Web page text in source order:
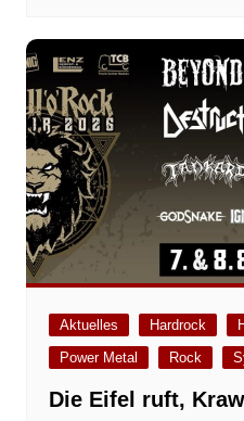
Aktuelles Hardrock
Power Metal
Rock
Die Eifel ruft,